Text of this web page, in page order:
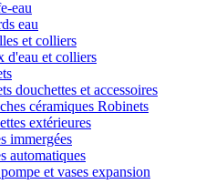
eau
eau
et colliers
d'eau et colliers
douchettes et accessoires
céramiques Robinets
extérieures
immergées
automatiques
et vases expansion